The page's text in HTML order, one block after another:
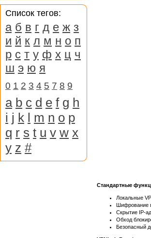
Стандартные
Локальные
Шифрование
Скрытие IP-
Обход
Безопасный
Список тегов:
а б в г д е ж з
и й к л м н о п
р с т у ф х ц ч
ш э ю я
0 1 2 3 4 5 7 8 9
a b c d e f g h
i j k l m n o p
q r s t u v w x
y z #